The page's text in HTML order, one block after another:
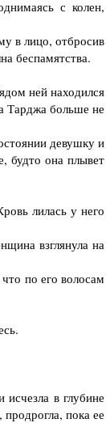
с колен,
в лицо, отбросив
беспамятства.
ней находился
Тарджа больше не
девушку и
будто она плывет
лилась у него
взглянула на
по его волосам
в глубине
пока ее